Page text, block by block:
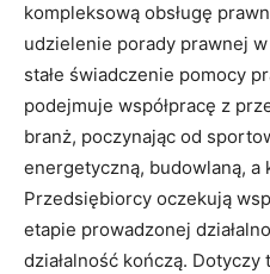
kompleksową obsługę
udzielenie porady prawnej
stałe świadczenie pomocy
podejmuje współpracę z
branż, poczynając od
energetyczną, budowlaną, a
Przedsiębiorcy oczekują
etapie prowadzonej
działalność kończą.